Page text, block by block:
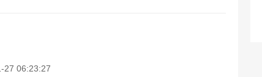
27 06:23:27